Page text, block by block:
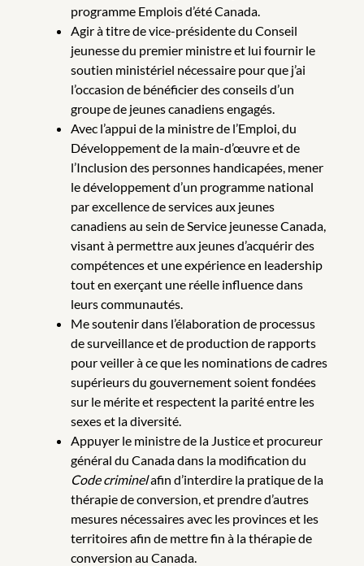
programme Emplois d’été Canada.
Agir à titre de vice-présidente du Conseil
jeunesse du premier ministre et lui fournir le
soutien ministériel nécessaire pour que j’ai
l’occasion de bénéficier des conseils d’un
groupe de jeunes canadiens engagés.
Avec l’appui de la ministre de l’Emploi, du
Développement de la main-d’œuvre et de
l’Inclusion des personnes handicapées, mener
le développement d’un programme national
par excellence de services aux jeunes
canadiens au sein de Service jeunesse Canada,
visant à permettre aux jeunes d’acquérir des
compétences et une expérience en leadership
tout en exerçant une réelle influence dans
leurs communautés.
Me soutenir dans l’élaboration de processus
de surveillance et de production de rapports
pour veiller à ce que les nominations de cadres
supérieurs du gouvernement soient fondées
sur le mérite et respectent la parité entre les
sexes et la diversité.
Appuyer le ministre de la Justice et procureur
général du Canada dans la modification du
Code criminelafin d’interdire la pratique de la
thérapie de conversion, et prendre d’autres
mesures nécessaires avec les provinces et les
territoires afin de mettre fin à la thérapie de
conversion au Canada.